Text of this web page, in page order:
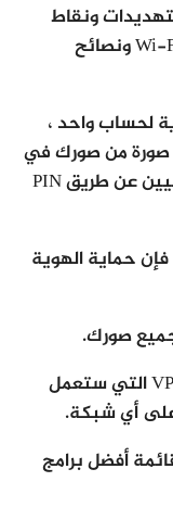
ونقاط
الضعف وحظر مواقع الويب الضارة وأمن Wi-Fi ونصائح
لحساب واحد ،
بالإضافة إلى Photo Vault الذي يخزن 40 صورة من صورك في
مجلد سري ومشفّر ، ويحميها من الفضوليين عن طريق PIN
فإن حماية الهوية
صورك.
أيضا سيوفر لك الإصدار المتميز حماية VPN التي ستعمل
على أي شبكة.
أفضل برامج